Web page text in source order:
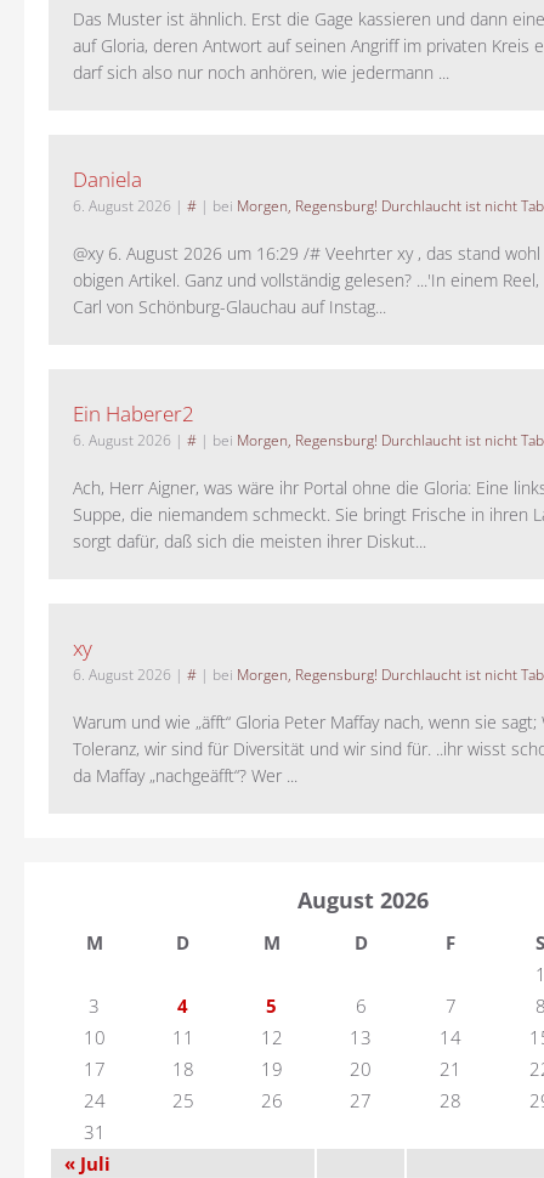
Das Muster ist ähnlich. Erst die Gage kassieren und dann
auf Gloria, deren Antwort auf seinen Angriff im privaten Kreis
darf sich also nur noch anhören, wie jedermann ...
Daniela
6. August 2026 | # | bei Morgen, Regensburg! Durchlaucht ist nicht
@xy 6. August 2026 um 16:29 /# Veehrter xy , das stand
obigen Artikel. Ganz und vollständig gelesen? ...'In einem
Carl von Schönburg-Glauchau auf Instag...
Ein Haberer2
6. August 2026 | # | bei Morgen, Regensburg! Durchlaucht ist nicht
Ach, Herr Aigner, was wäre ihr Portal ohne die Gloria: Eine
Suppe, die niemandem schmeckt. Sie bringt Frische in ihren
sorgt dafür, daß sich die meisten ihrer Diskut...
xy
6. August 2026 | # | bei Morgen, Regensburg! Durchlaucht ist nicht
Warum und wie „äfft“ Gloria Peter Maffay nach, wenn sie
Toleranz, wir sind für Diversität und wir sind für. ..ihr wisst
da Maffay „nachgeäfft“? Wer ...
August 2026
M D M D F
S
3
4 5 6 7
10
11 12 13 14
17
18 19 20 21
24
25 26 27 28
31
« Juli